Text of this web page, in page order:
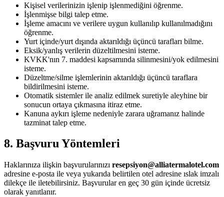
Kişisel verilerinizin işlenip işlenmediğini öğrenme.
İşlenmişse bilgi talep etme.
İşleme amacını ve verilere uygun kullanılıp kullanılmadığını
öğrenme.
Yurt içinde/yurt dışında aktarıldığı üçüncü tarafları bilme.
Eksik/yanlış verilerin düzeltilmesini isteme.
KVKK'nın 7. maddesi kapsamında silinmesini/yok edilmesini
isteme.
Düzeltme/silme işlemlerinin aktarıldığı üçüncü taraflara
bildirilmesini isteme.
Otomatik sistemler ile analiz edilmek suretiyle aleyhine bir
sonucun ortaya çıkmasına itiraz etme.
Kanuna aykırı işleme nedeniyle zarara uğramanız halinde
tazminat talep etme.
8. Başvuru Yöntemleri
Haklarınıza ilişkin başvurularınızı resepsiyon@alliatermalotel.com
adresine e-posta ile veya yukarıda belirtilen otel adresine ıslak imzalı
dilekçe ile iletebilirsiniz. Başvurular en geç 30 gün içinde ücretsiz
olarak yanıtlanır.